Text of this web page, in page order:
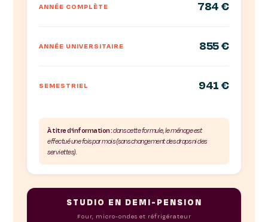
ANNÉE COMPLÈTE 784 €
ANNÉE UNIVERSITAIRE 855 €
SEMESTRIEL 941 €
À titre d'information :dans cette formule, le ménage est
effectué une fois par mois (sans changement des draps ni des
serviettes).
STUDIO EN DEMI-PENSION
Four, micro-ondes et réfrigérateur